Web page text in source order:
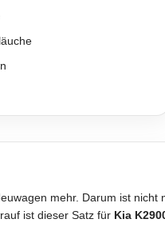
mehr. Darum ist
ist dieser Satz für Kia